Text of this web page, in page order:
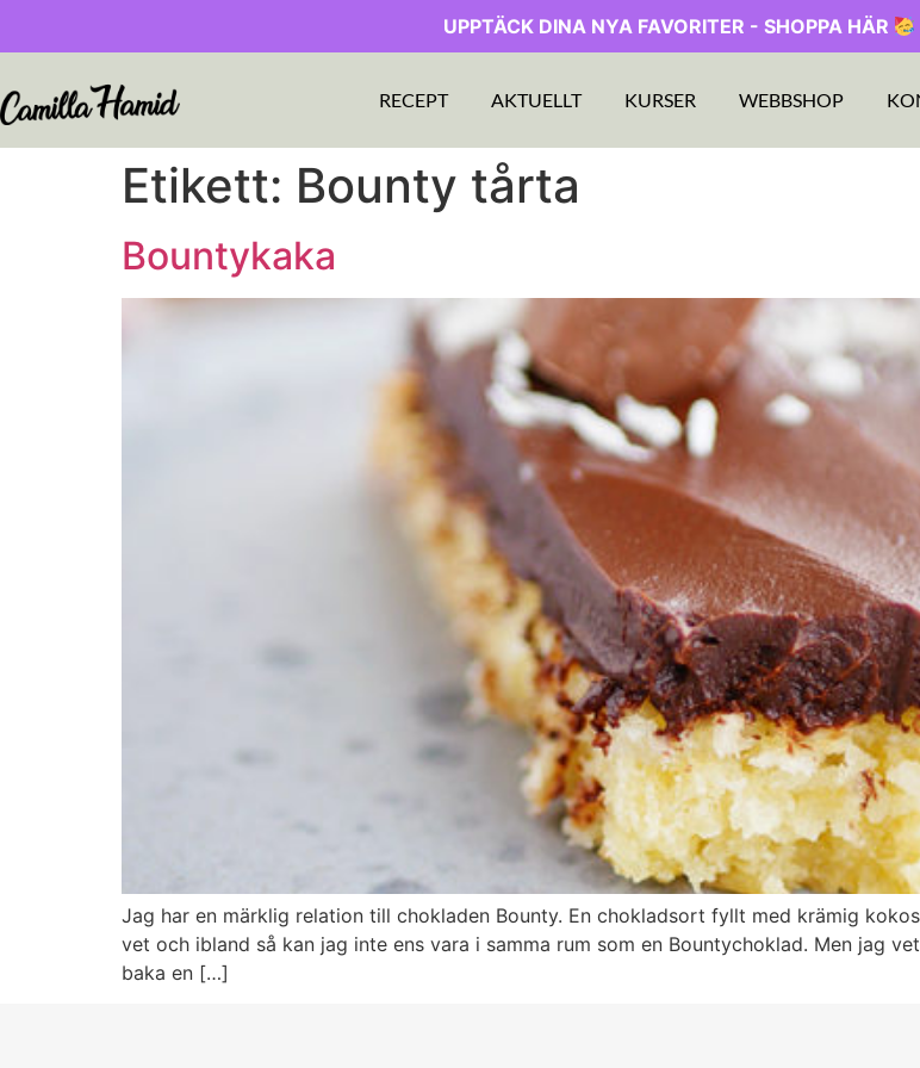
UPPTÄCK DINA NYA FAVORITER - SHOPPA HÄR
RECEPT AKTUELLT KURSER WEBBSHOP
Etikett: Bounty tårta
Bountykaka
Jag har en märklig relation till chokladen Bounty. En chokladsort fyllt med krämig
vet och ibland så kan jag inte ens vara i samma rum som en Bountychoklad. Men jag
baka en […]